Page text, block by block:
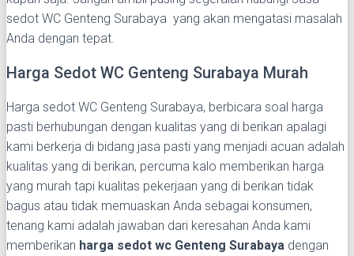
sedot WC Genteng Surabaya yang akan mengatasi masalah
Anda dengan tepat.
Harga Sedot WC Genteng Surabaya Murah
Harga sedot WC Genteng Surabaya, berbicara soal harga
pasti berhubungan dengan kualitas yang di berikan apalagi
kami berkerja di bidang jasa pasti yang menjadi acuan adalah
kualitas yang di berikan, percuma kalo memberikan harga
yang murah tapi kualitas pekerjaan yang di berikan tidak
bagus atau tidak memuaskan Anda sebagai konsumen,
tenang kami adalah jawaban dari keresahan Anda kami
memberikan harga sedot wc Genteng Surabaya dengan